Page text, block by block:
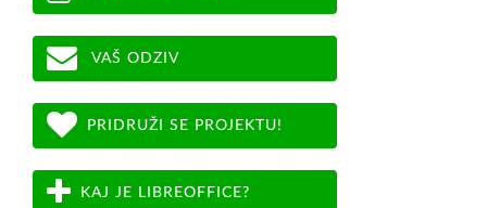
VAŠ ODZIV
PRIDRUŽI SE PROJEKTU!
KAJ JE LIBREOFFICE?